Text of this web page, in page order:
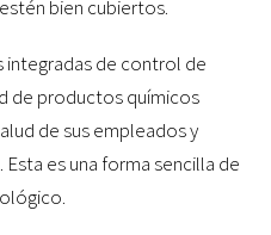
bien cubiertos.
integradas de control de
de productos químicos
de sus empleados y
es una forma sencilla de